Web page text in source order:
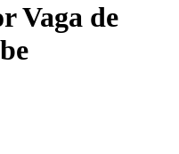
Vaga de